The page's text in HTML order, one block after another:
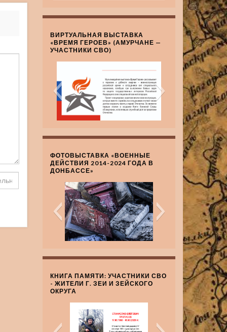
ВИРТУАЛЬНАЯ ВЫСТАВКА
«ВРЕМЯ ГЕРОЕВ» (АМУРЧАНЕ —
УЧАСТНИКИ СВО)
ФОТОВЫСТАВКА «ВОЕННЫЕ
ДЕЙСТВИЯ 2014-2024 ГОДА В
ДОНБАССЕ»
КНИГА ПАМЯТИ: УЧАСТНИКИ СВО
- ЖИТЕЛИ Г. ЗЕИ И ЗЕЙСКОГО
ОКРУГА